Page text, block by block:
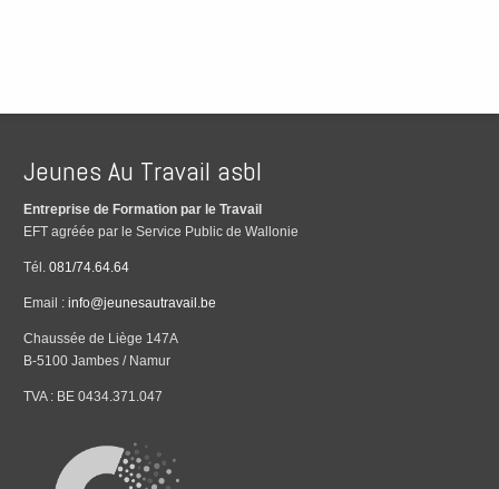
Jeunes Au Travail asbl
Entreprise de Formation par le Travail
EFT agréée par le Service Public de Wallonie
Tél.081/74.64.64
Email :info@jeunesautravail.be
Chaussée de Liège 147A
B-5100 Jambes / Namur
TVA : BE 0434.371.047